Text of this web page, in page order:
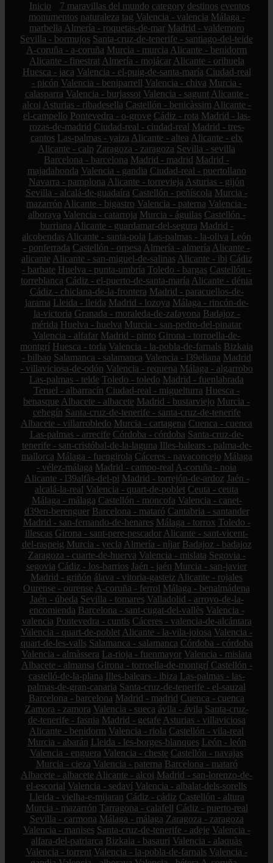
Inicio 7 maravillas del mundo category destinos eventos
monumentos naturaleza tag Valencia - valencia Málaga -
marbella Almería - roquetas-de-mar Madrid - valdemoro
Sevilla - bormujos Santa-cruz-de-tenerife - santiago-del-teide
A-coruña - a-coruña Murcia - murcia Alicante - benidorm
Alicante - finestrat Almería - mojácar Alicante - orihuela
Huesca - jaca Valencia - el-puig-de-santa-maría Ciudad-real
- picón Valencia - beniparrell Valencia - chiva Murcia -
calasparra Valencia - burjassot Valencia - sagunt Alicante -
alcoi Asturias - ribadesella Castellón - benicàssim Alicante -
el-campello Pontevedra - o-grove Cádiz - rota Madrid - las-
rozas-de-madrid Ciudad-real - ciudad-real Madrid - tres-
cantos Las-palmas - yaiza Alicante - altea Alicante - elx
Alicante - calp Zaragoza - zaragoza Sevilla - sevilla
Barcelona - barcelona Madrid - madrid Madrid -
majadahonda Valencia - gandia Ciudad-real - puertollano
Navarra - pamplona Alicante - torrevieja Asturias - gijón
Sevilla - alcalá-de-guadaíra Castellón - peñíscola Murcia -
mazarrón Alicante - bigastro Valencia - paterna Valencia -
alboraya Valencia - catarroja Murcia - águilas Castellón -
burriana Alicante - guardamar-del-segura Madrid -
alcobendas Alicante - santa-pola Las-palmas - la-oliva León
- ponferrada Castellón - orpesa Almería - almería Alicante -
alicante Alicante - san-miguel-de-salinas Alicante - ibi Cádiz
- barbate Huelva - punta-umbría Toledo - bargas Castellón -
torreblanca Cádiz - el-puerto-de-santa-maría Alicante - dénia
Cádiz - chiclana-de-la-frontera Madrid - paracuellos-de-
jarama Lleida - lleida Madrid - lozoya Málaga - rincón-de-
la-victoria Granada - moraleda-de-zafayona Badajoz -
mérida Huelva - huelva Murcia - san-pedro-del-pinatar
Valencia - alfafar Madrid - pinto Girona - torroella-de-
montgrí Huesca - torla Valencia - la-pobla-de-farnals Bizkaia
- bilbao Salamanca - salamanca Valencia - l39eliana Madrid
- villaviciosa-de-odón Valencia - requena Málaga - algarrobo
Las-palmas - telde Toledo - toledo Madrid - fuenlabrada
Teruel - albarracín Ciudad-real - miguelturra Huesca -
benasque Albacete - albacete Madrid - bustarviejo Murcia -
cehegín Santa-cruz-de-tenerife - santa-cruz-de-tenerife
Albacete - villarrobledo Murcia - cartagena Cuenca - cuenca
Las-palmas - arrecife Córdoba - córdoba Santa-cruz-de-
tenerife - san-cristóbal-de-la-laguna Illes-balears - palma-de-
mallorca Málaga - fuengirola Cáceres - navaconcejo Málaga
- vélez-málaga Madrid - campo-real A-coruña - noia
Alicante - l39alfàs-del-pi Madrid - torrejón-de-ardoz Jaén -
alcalá-la-real Valencia - quart-de-poblet Ceuta - ceuta
Málaga - málaga Castellón - moncofa Valencia - canet-
d39en-berenguer Barcelona - mataró Cantabria - santander
Madrid - san-fernando-de-henares Málaga - torrox Toledo -
illescas Girona - sant-pere-pescador Alicante - sant-vicent-
del-raspeig Murcia - yecla Almería - níjar Badajoz - badajoz
Zaragoza - cuarte-de-huerva Valencia - mislata Segovia -
segovia Cádiz - los-barrios Jaén - jaén Murcia - san-javier
Madrid - griñón álava - vitoria-gasteiz Alicante - rojales
Ourense - ourense A-coruña - ferrol Málaga - benalmádena
Jaén - úbeda Sevilla - tomares Valladolid - arroyo-de-la-
encomienda Barcelona - sant-cugat-del-vallès Valencia -
valencia Pontevedra - cuntis Cáceres - valencia-de-alcántara
Valencia - quart-de-poblet Alicante - la-vila-joiosa Valencia -
quart-de-les-valls Salamanca - salamanca Córdoba - córdoba
Valencia - almàssera La-rioja - fuenmayor Valencia - mislata
Albacete - almansa Girona - torroella-de-montgrí Castellón -
castelló-de-la-plana Illes-balears - ibiza Las-palmas - las-
palmas-de-gran-canaria Santa-cruz-de-tenerife - el-sauzal
Barcelona - barcelona Madrid - madrid Cuenca - cuenca
Zamora - zamora Valencia - sueca ávila - ávila Santa-cruz-
de-tenerife - fasnia Madrid - getafe Asturias - villaviciosa
Alicante - benidorm Valencia - riola Castellón - vila-real
Murcia - abarán Lleida - les-borges-blanques León - león
Valencia - enguera Valencia - cheste Castellón - navajas
Murcia - cieza Valencia - paterna Barcelona - mataró
Albacete - albacete Alicante - alcoi Madrid - san-lorenzo-de-
el-escorial Valencia - sedaví Valencia - albalat-dels-sorells
Lleida - vielha-e-mijaran Cádiz - cádiz Castellón - altura
Murcia - mazarrón Tarragona - calafell Cádiz - puerto-real
Sevilla - carmona Málaga - málaga Zaragoza - zaragoza
Valencia - manises Santa-cruz-de-tenerife - adeje Valencia -
alfara-del-patriarca Bizkaia - basauri Valencia - alaquàs
Valencia - torrent Valencia - la-pobla-de-farnals Valencia -